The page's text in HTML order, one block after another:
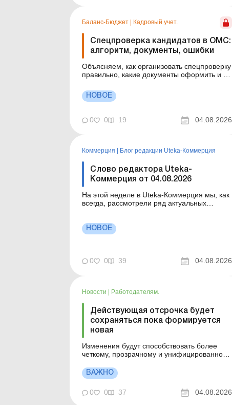
Баланс-Бюджет Кадровый учет.
Спецпроверка кандидатов в ОМС:
алгоритм, документы, ошибки
Объясняем, как организовать спецпроверку
правильно, какие документы оформить и на
кандидатов в ОМС нужно направлять на
специальную проверку? Именно здесь
одних кандидатов проверяют без
оснований, других – оставляют б...
НОВОЕ
0 0 19 04.08.2026
Коммерция Блог редакции Uteka-Коммерция
Слово редактора Uteka-
Коммерция от 04.08.2026
На этой неделе в Uteka-Коммерция мы, как
всегда, рассмотрели ряд актуальных
Uteka-Коммерция. Уважаемые коллеги!
Вкратце ознакомлю вас с темами статей,
НОВОЕ
0 0 39 04.08.2026
Новости | Работодателям.
Действующая отсрочка будет
сохраняться пока формируется
новая
Изменения будут способствовать более
четкому, прозрачному и унифицированному
переоформления отсрочек, а также
обеспечат соблюдение прав
военнообязанных в период рассмотрения
их заявлений. Больше по теме: Включаются
ВАЖНО
0 0 37 04.08.2026